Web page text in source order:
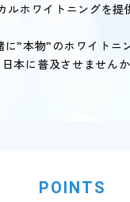
ルホワイトニングを提
に”本物”のホワイトニ
日本に普及させません
POINTS